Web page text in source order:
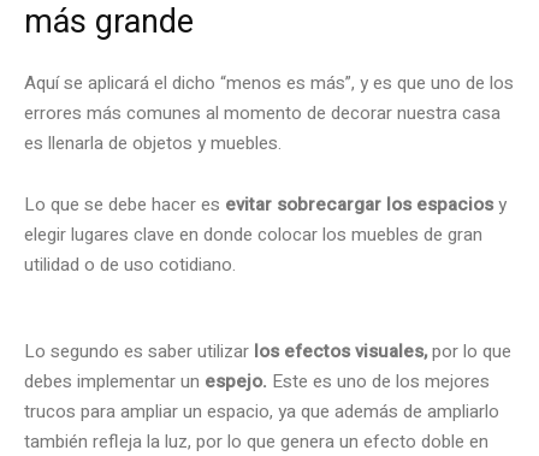
más grande
Aquí se aplicará el dicho “menos es más”, y es que uno de los
errores más comunes al momento de decorar nuestra casa
es llenarla de objetos y muebles.
Lo que se debe hacer es evitar sobrecargar los espaciosy
elegir lugares clave en donde colocar los muebles de gran
utilidad o de uso cotidiano.
Lo segundo es saber utilizar los efectos visuales,por lo que
debes implementar un espejo. Este es uno de los mejores
trucos para ampliar un espacio, ya que además de ampliarlo
también refleja la luz, por lo que genera un efecto doble en